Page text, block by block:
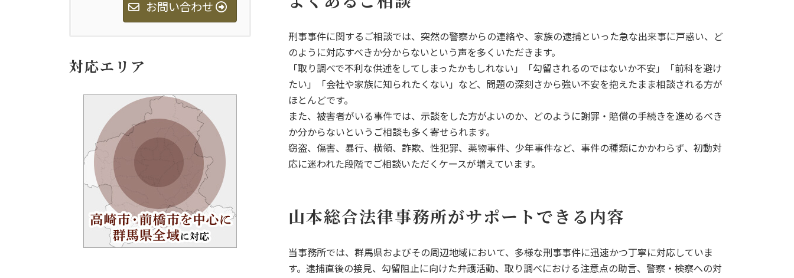
刑事事件に関するご相談では、突然の警察からの連絡や、家族の逮捕といった急な出来事に戸惑い、ど
のように対応すべきか分からないという声を多くいただきます。
「取り調べで不利な供述をしてしまったかもしれない」「勾留されるのではないか不安」「前科を避け
たい」「会社や家族に知られたくない」など、問題の深刻さから強い不安を抱えたまま相談される方が
ほとんどです。
また、被害者がいる事件では、示談をした方がよいのか、どのように謝罪・賠償の手続きを進めるべき
か分からないというご相談も多く寄せられます。
窃盗、傷害、暴行、横領、詐欺、性犯罪、薬物事件、少年事件など、事件の種類にかかわらず、初動対
応に迷われた段階でご相談いただくケースが増えています。
山本総合法律事務所がサポートできる内容
当事務所では、群馬県およびその周辺地域において、多様な刑事事件に迅速かつ丁寧に対応していま
す。逮捕直後の接見、勾留阻止に向けた弁護活動、取り調べにおける注意点の助言、警察・検察への対
お問い合わせ
対応エリア